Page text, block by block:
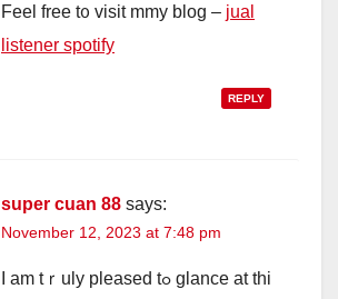
Feel free t᧐ visit mmy blog – jual
listener spotify
REPLY
super cuan 88 says:
November 12, 2023 at 7:48 pm
I am tｒuly pleased tߋ glance at thi